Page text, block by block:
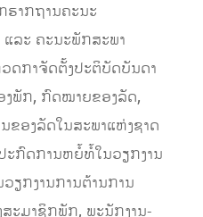
ຮາກຖານຄະນະ
ແລະ ຄະນະພັກສະພາ
ດກາຈັດຕັ້ງປະຕິບັດບັນດາ
ງພັກ, ກົດໝາຍຂອງລັດ,
ຂອງລັດໃນສະພາແຫ່ງຊາດ
ກົດການຫຍໍ້ທໍ້ໃນວຽກງານ
ຽກງານການຕ້ານການ
ະມາຊິກພັກ, ພະນັກງານ-